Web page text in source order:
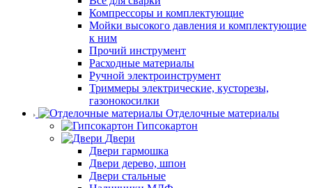
Компрессоры и комплектующие
Мойки высокого давления и комплектующие
к ним
Прочий инструмент
Расходные материалы
Ручной электроинструмент
Триммеры электрические, кусторезы,
газонокосилки
Отделочные материалы
Гипсокартон
Двери
Двери гармошка
Двери дерево, шпон
Двери стальные